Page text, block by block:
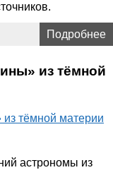
Подробнее
из тёмной
астрономы из